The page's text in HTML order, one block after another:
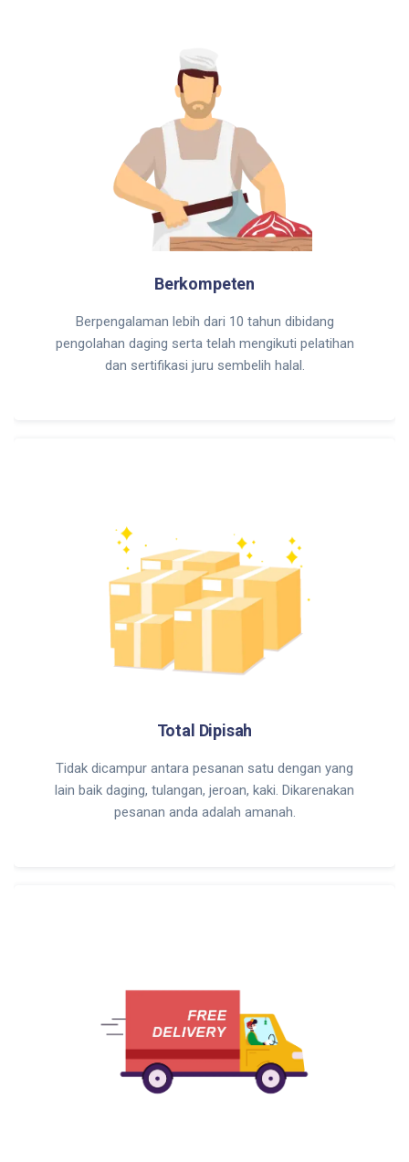
Berkompeten
Berpengalaman lebih dari 10 tahun dibidang
pengolahan daging serta telah mengikuti pelatihan
dan sertifikasi juru sembelih halal.
Total Dipisah
Tidak dicampur antara pesanan satu dengan yang
lain baik daging, tulangan, jeroan, kaki. Dikarenakan
pesanan anda adalah amanah.